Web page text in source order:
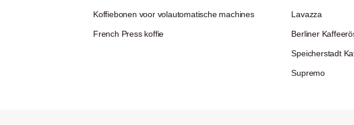
Koffiebonen voor volautomatische machines
French Press koffie
Lavazza
Berliner
Speicherstadt
Supremo